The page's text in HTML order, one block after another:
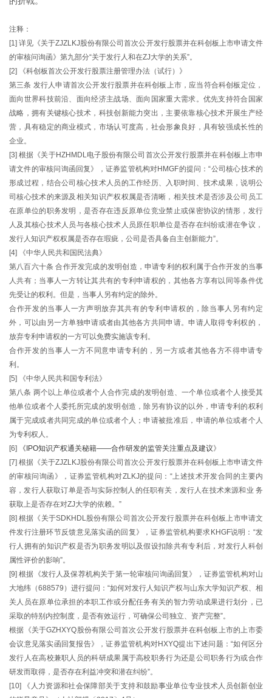
注释：
[1] 详见《关于ZJZLKJ股份有限公司首次公开发行股票并在科创板上市申请文件
的审核问询函》第九部分“关于发行人和在ZJ大学的关系”。
[2] 《科创板首次公开发行股票注册管理办法（试行）》
第三条 发行人申请首次公开发行股票并在科创板上市，应当符合科创板定位，
面向世界科技前沿、面向经济主战场、面向国家重大需求。优先支持符合国家
战略，拥有关键核心技术，科技创新能力突出，主要依靠核心技术开展生产经
营，具有稳定的商业模式，市场认可度高，社会形象良好，具有较强成长性的
企业。
[3] 根据《关于HZHMDL电子股份有限公司首次公开发行股票并在科创板上市申
请文件的审核问询函回复》，证券监管机构对HMGF的提问：“公司核心技术的
形成过程，结合公司核心技术人员的工作经历、入职时间、技术成果，说明公
司核心技术的来源及相关知识产权权属是否清晰，相关技术是否涉及公司员工
在原单位的职务发明，是否存在违反原单位竞业禁止或保密协议的情形，发行
人及其核心技术人员与各核心技术人员原任职单位是否存在纠纷或潜在争议，
发行人知识产权权属是否存在瑕疵，公司是否具备自主创新能力”。
[4] 《中华人民共和国民法典》
第八百六十条 合作开发完成的发明创造，申请专利的权利属于合作开发的当事
人共有；当事人一方转让其共有的专利申请权的，其他各方享有以同等条件优
先受让的权利。但是，当事人另有约定的除外。
合作开发的当事人一方声明放弃其共有的专利申请权的，除当事人另有约定
外，可以由另一方单独申请或者由其他各方共同申请。申请人取得专利权的，
放弃专利申请权的一方可以免费实施该专利。
合作开发的当事人一方不同意申请专利的，另一方或者其他各方不得申请专
利。
[5] 《中华人民共和国专利法》
第八条 两个以上单位或者个人合作完成的发明创造、一个单位或者个人接受其
他单位或者个人委托所完成的发明创造，除另有协议的以外，申请专利的权利
属于完成或者共同完成的单位或者个人；申请被批准后，申请的单位或者个人
为专利权人。
[6]
《IPO知识产权通关秘籍——合作研发的监管关注重点及建议》
[7] 根据《关于ZJZLKJ股份有限公司首次公开发行股票并在科创板上市申请文件
的审核问询函》，证券监管机构对ZLKJ的提问：“上述技术开发合同的主要内
容，发行人获取订单是否与实际控制人的任职有关，发行人在技术来源和业 务
获取上是否存在对ZJ大学的依赖。”
[8] 根据《关于SDKHDL股份有限公司首次公开发行股票并在科创板上市申请文
件发行注册环节反馈意见落实函的回复》，证券监管机构要求KHGF说明：“发
行人拥有的知识产权是否为职务发明以及假设扣除共有专利后，对发行人科创
属性评价的影响”。
[9] 根据《发行人及保荐机构关于第一轮审核问询函回复》，证券监管机构对山
大地纬（688579）进行提问：“如何对发行人知识产权与山东大学知识产权、相
关人员在原单位承担的本职工作或分配任务有关的智力劳动成果进行划分，已
采取的特别内控制度，是否有效运行，可确保公司独立、资产完整”。
根据《关于GZHXYQ股份有限公司首次公开发行股票并在科创板上市的上市委
会议意见落实函回复报告》，证券监管机构对HXYQ提出下述问题：“如何区分
发行人在高校兼职人员的科研成果属于高校职务行为还是公司职务行为或合作
研发而取得，是否存在利益冲突和潜在纠纷”。
[10] 《人力资源和社会保障部关于支持和鼓励事业单位专业技术人员创新创业